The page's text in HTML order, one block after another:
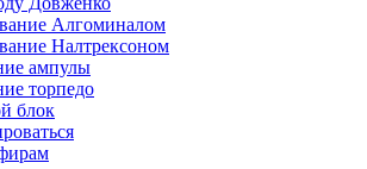
Алгоминалом
Налтрексоном
ампулы
торпедо
блок